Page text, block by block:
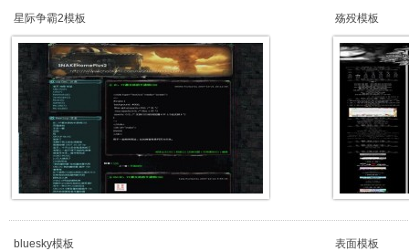
星际争霸2模板 殇殁模板
bluesky模板 表面模板